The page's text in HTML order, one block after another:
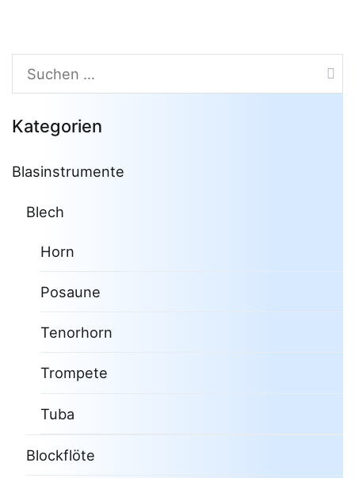
Suchen
nach:
Kategorien
Blasinstrumente
Blech
Horn
Posaune
Tenorhorn
Trompete
Tuba
Blockflöte